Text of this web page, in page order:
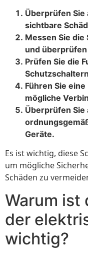
Überprüfen
sichtbare
Messen Sie die
und
Prüfen Sie die
Führen Sie
mögliche
Überprüfen Sie
Geräte.
Es ist wichtig, diese
um mögliche
Schäden zu
Warum ist
der
wichtig?